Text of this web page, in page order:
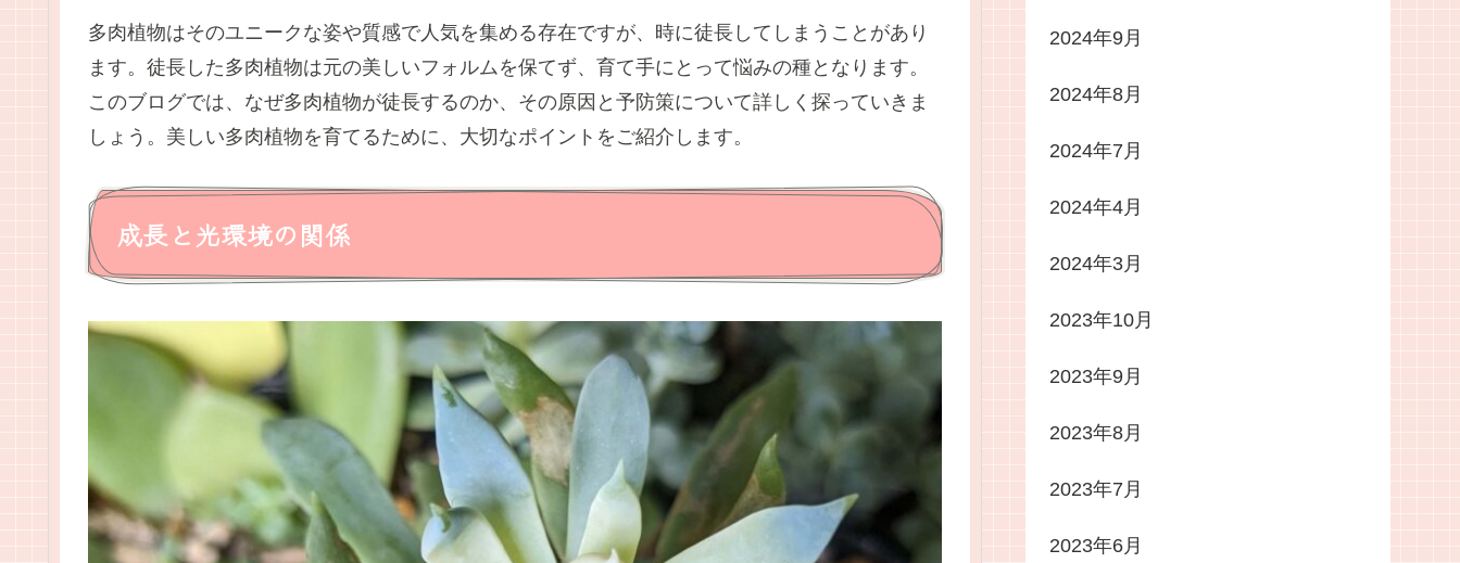
多肉植物はそのユニークな姿や質感で人気を集める存在ですが、時に徒長してしまうことがあり
ます。徒長した多肉植物は元の美しいフォルムを保てず、育て手にとって悩みの種となります。
このブログでは、なぜ多肉植物が徒長するのか、その原因と予防策について詳しく探っていきま
しょう。美しい多肉植物を育てるために、大切なポイントをご紹介します。
成長と光環境の関係
2024年9月
2024年8月
2024年7月
2024年4月
2024年3月
2023年10月
2023年9月
2023年8月
2023年7月
2023年6月